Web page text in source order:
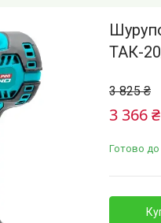
ТАК-
3 825 ₴
3 366 ₴
Готово до